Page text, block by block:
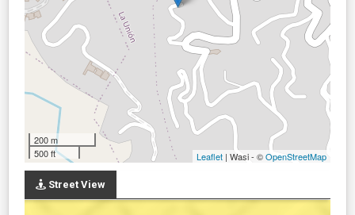
200 m
500 ft
Leaflet | Wasi - ©OpenStreetMap
Street View